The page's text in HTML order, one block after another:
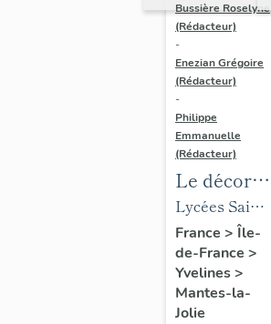
Bussière Roselyne
(Rédacteur)
-
Enezian Grégoire
(Rédacteur)
-
Philippe
Emmanuelle
(Rédacteur)
Le décor
des lycées
de Mantes
Lycées Saint-
Exupéry et
Jean Rostand
France > Île-
de-France >
Yvelines>
Mantes-la-
Jolie